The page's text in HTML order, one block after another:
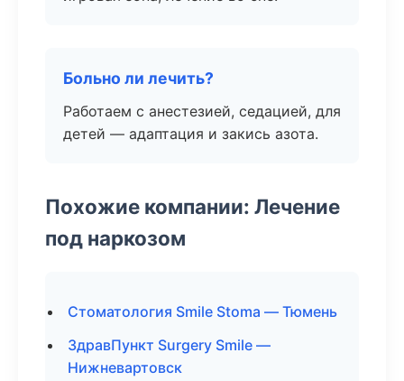
Больно ли лечить?
Работаем с анестезией, седацией, для
детей — адаптация и закись азота.
Похожие компании: Лечение
под наркозом
Стоматология Smile Stoma — Тюмень
ЗдравПункт Surgery Smile —
Нижневартовск